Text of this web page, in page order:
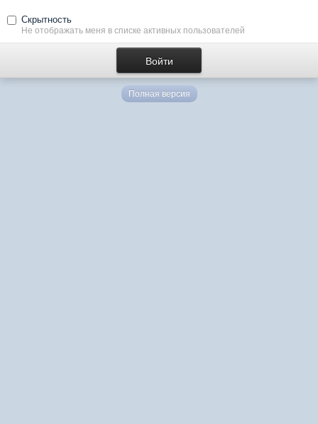
Скрытность
Не отображать меня в списке активных пользователей
Полная версия